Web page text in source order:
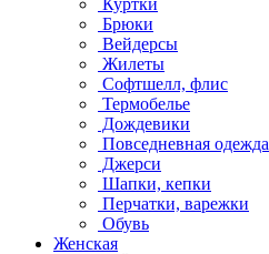
Брюки
Вейдерсы
Жилеты
Софтшелл, флис
Термобелье
Дождевики
Повседневная одежда
Джерси
Шапки, кепки
Перчатки, варежки
Обувь
Женская